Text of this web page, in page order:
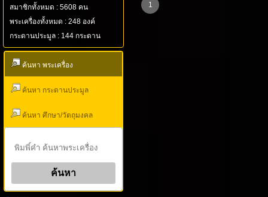
สมาชิกทั้งหมด : 5608 คน
พระเครื่องทั้งหมด : 248 องค์
กระดานประมูล : 144 กระดาน
ค้นหา พระเครื่อง
ค้นหา กระดานประมูล
ค้นหา ศึกษา/วัตถุมงคล
1